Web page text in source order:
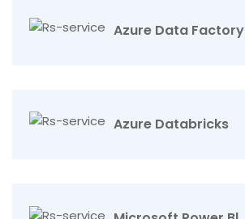
Azure Data Factory
Azure Databricks